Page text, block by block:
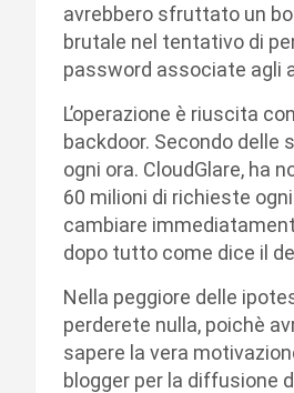
avrebbero sfruttato un
brutale nel tentativo di
password associate agli
L’operazione è riuscita
backdoor. Secondo delle
ogni ora. CloudGlare, ha
60 milioni di richieste
cambiare
dopo tutto come dice il
Nella peggiore delle
perderete nulla, poichè
sapere la vera
blogger per la diffusione